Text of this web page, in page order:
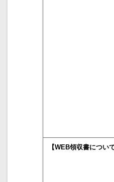
【WEB領収書について